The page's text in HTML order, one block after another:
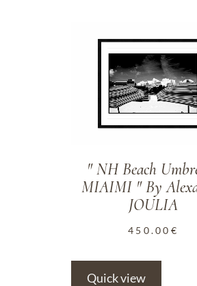
" NH Beach
MIAIMI " By
JOULIA
450.00 €
Quick view